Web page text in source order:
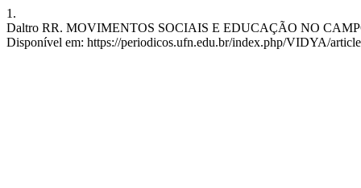
1.
Daltro RR. MOVIMENTOS SOCIAIS E EDUCAÇÃO NO
Disponível em: https://periodicos.ufn.edu.br/index.php/VIDYA/